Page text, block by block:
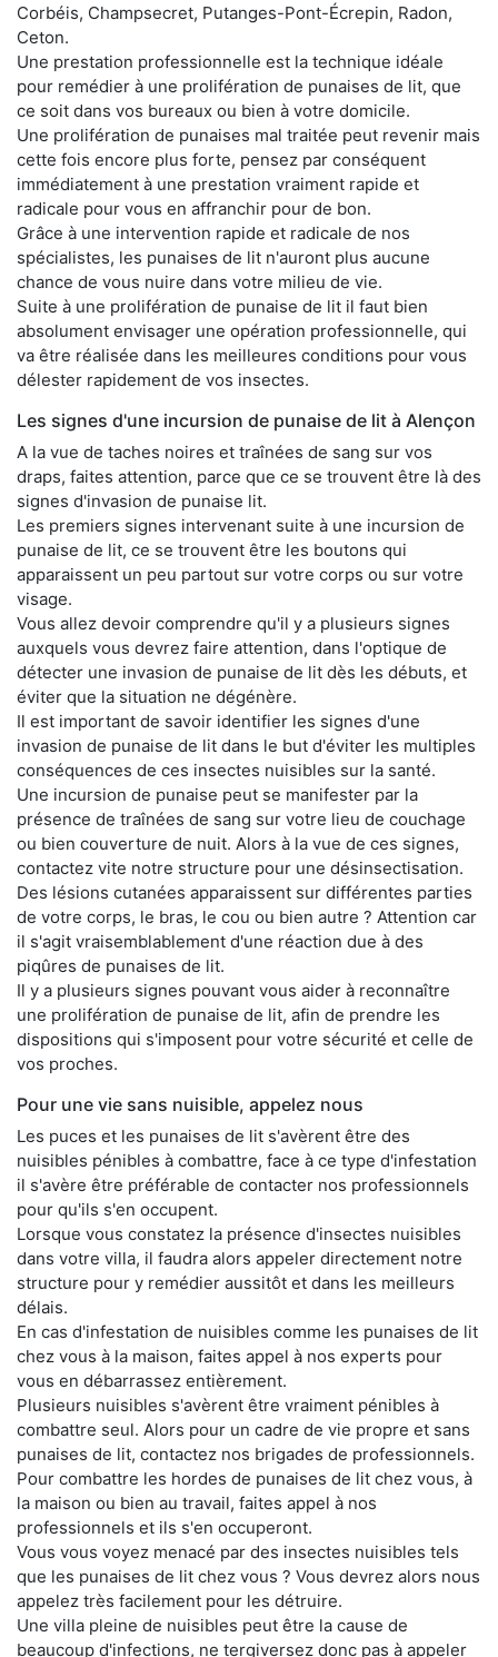
Corbéis, Champsecret, Putanges-Pont-Écrepin, Radon,
Ceton.
Une prestation professionnelle est la technique idéale
pour remédier à une prolifération de punaises de lit, que
ce soit dans vos bureaux ou bien à votre domicile.
Une prolifération de punaises mal traitée peut revenir mais
cette fois encore plus forte, pensez par conséquent
immédiatement à une prestation vraiment rapide et
radicale pour vous en affranchir pour de bon.
Grâce à une intervention rapide et radicale de nos
spécialistes, les punaises de lit n'auront plus aucune
chance de vous nuire dans votre milieu de vie.
Suite à une prolifération de punaise de lit il faut bien
absolument envisager une opération professionnelle, qui
va être réalisée dans les meilleures conditions pour vous
délester rapidement de vos insectes.
Les signes d'une incursion de punaise de lit à Alençon
A la vue de taches noires et traînées de sang sur vos
draps, faites attention, parce que ce se trouvent être là des
signes d'invasion de punaise lit.
Les premiers signes intervenant suite à une incursion de
punaise de lit, ce se trouvent être les boutons qui
apparaissent un peu partout sur votre corps ou sur votre
visage.
Vous allez devoir comprendre qu'il y a plusieurs signes
auxquels vous devrez faire attention, dans l'optique de
détecter une invasion de punaise de lit dès les débuts, et
éviter que la situation ne dégénère.
Il est important de savoir identifier les signes d'une
invasion de punaise de lit dans le but d'éviter les multiples
conséquences de ces insectes nuisibles sur la santé.
Une incursion de punaise peut se manifester par la
présence de traînées de sang sur votre lieu de couchage
ou bien couverture de nuit. Alors à la vue de ces signes,
contactez vite notre structure pour une désinsectisation.
Des lésions cutanées apparaissent sur différentes parties
de votre corps, le bras, le cou ou bien autre ? Attention car
il s'agit vraisemblablement d'une réaction due à des
piqûres de punaises de lit.
Il y a plusieurs signes pouvant vous aider à reconnaître
une prolifération de punaise de lit, afin de prendre les
dispositions qui s'imposent pour votre sécurité et celle de
vos proches.
Pour une vie sans nuisible, appelez nous
Les puces et les punaises de lit s'avèrent être des
nuisibles pénibles à combattre, face à ce type d'infestation
il s'avère être préférable de contacter nos professionnels
pour qu'ils s'en occupent.
Lorsque vous constatez la présence d'insectes nuisibles
dans votre villa, il faudra alors appeler directement notre
structure pour y remédier aussitôt et dans les meilleurs
délais.
En cas d'infestation de nuisibles comme les punaises de lit
chez vous à la maison, faites appel à nos experts pour
vous en débarrassez entièrement.
Plusieurs nuisibles s'avèrent être vraiment pénibles à
combattre seul. Alors pour un cadre de vie propre et sans
punaises de lit, contactez nos brigades de professionnels.
Pour combattre les hordes de punaises de lit chez vous, à
la maison ou bien au travail, faites appel à nos
professionnels et ils s'en occuperont.
Vous vous voyez menacé par des insectes nuisibles tels
que les punaises de lit chez vous ? Vous devrez alors nous
appelez très facilement pour les détruire.
Une villa pleine de nuisibles peut être la cause de
beaucoup d'infections, ne tergiversez donc pas à appeler